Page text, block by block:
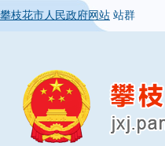
攀枝花市人民政府网站 站群